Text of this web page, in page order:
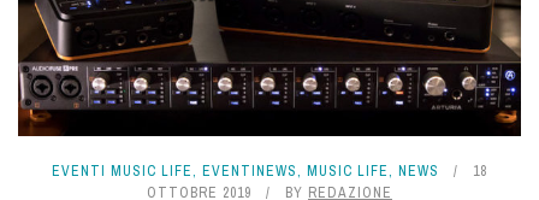
EVENTI MUSIC LIFE, EVENTINEWS, MUSIC LIFE, NEWS
18
OTTOBRE 2019
BY REDAZIONE